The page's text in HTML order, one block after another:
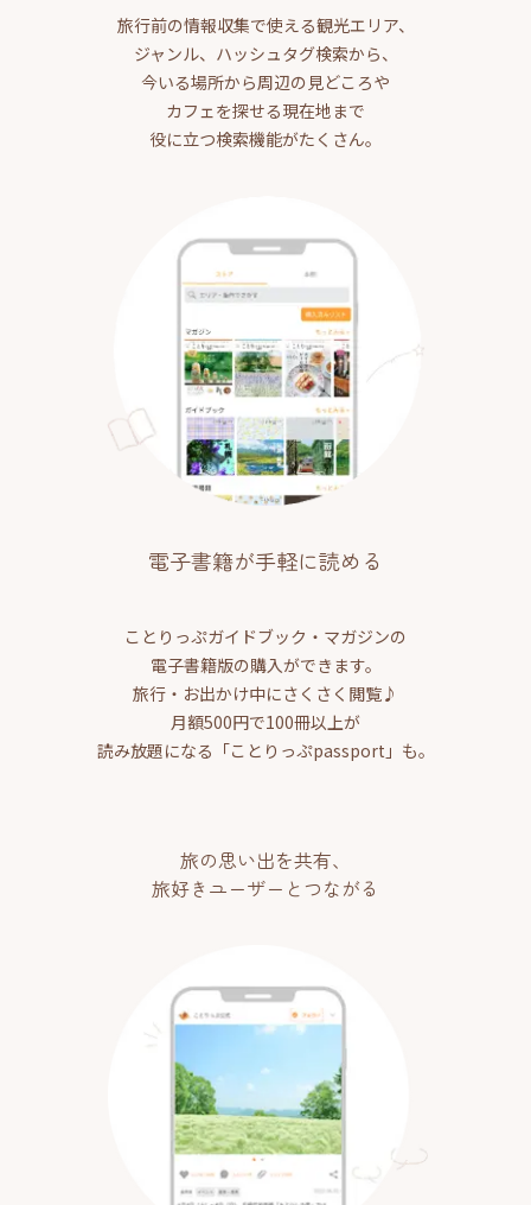
旅行前の情報収集で使える観光エリア、
ジャンル、ハッシュタグ検索から、
今いる場所から周辺の見どころや
カフェを探せる現在地まで
役に立つ検索機能がたくさん。
電子書籍が手軽に読める
ことりっぷガイドブック・マガジンの
電子書籍版の購入ができます。
旅行・お出かけ中にさくさく閲覧♪
月額500円で100冊以上が
読み放題になる「ことりっぷpassport」も。
旅の思い出を共有、
旅好きユーザーとつながる